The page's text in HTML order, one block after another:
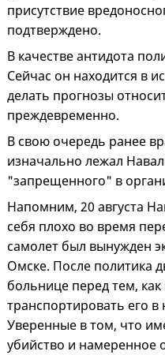
присутствие
подтверждено.
В качестве антидота
Сейчас он находится в
делать прогнозы
преждевременно.
В свою очередь ранее
изначально лежал
"запрещенного" в
Напомним, 20 августа
себя плохо во время
самолет был вынужден
Омске. После политика
больнице перед тем,
транспортировать его
Уверенные в том, что
убийство и намеренное